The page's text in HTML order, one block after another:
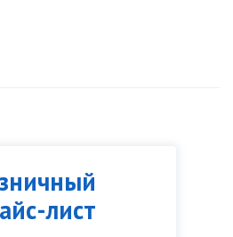
лист